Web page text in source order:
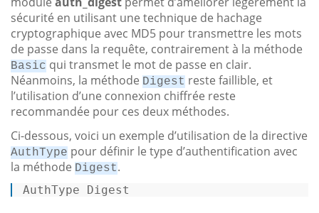
sécurité en utilisant une technique de hachage
cryptographique avec MD5 pour transmettre les mots
de passe dans la requête, contrairement à la méthode
Basic qui transmet le mot de passe en clair.
Néanmoins, la méthode Digest reste faillible, et
l’utilisation d’une connexion chiffrée reste
recommandée pour ces deux méthodes.
Ci-dessous, voici un exemple d’utilisation de la directive
AuthType pour définir le type d’authentification avec
la méthode Digest.
AuthType Digest